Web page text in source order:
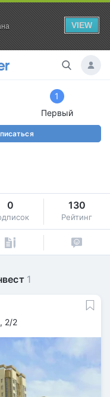
VIEW
1
Первый
0 130
Рейтинг
1
2/2